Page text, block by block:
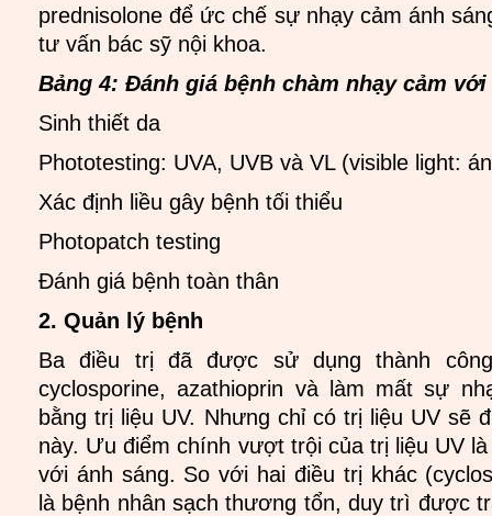
prednisolone để ức chế sự nhạy cảm ánh
tư vấn bác sỹ nội khoa.
Bảng 4: Đánh giá bệnh chàm nhạy cảm
Sinh thiết da
Phototesting: UVA, UVB và VL (visible light:
Xác định liều gây bệnh tối thiểu
Photopatch testing
Đánh giá bệnh toàn thân
2. Quản lý bệnh
Ba điều trị đã được sử dụng thành
cyclosporine, azathioprin và làm mất sự
bằng trị liệu UV. Nhưng chỉ có trị liệu UV sẽ
này. Ưu điểm chính vượt trội của trị liệu UV
với ánh sáng. So với hai điều trị khác
là bệnh nhân sạch thương tổn, duy trì được